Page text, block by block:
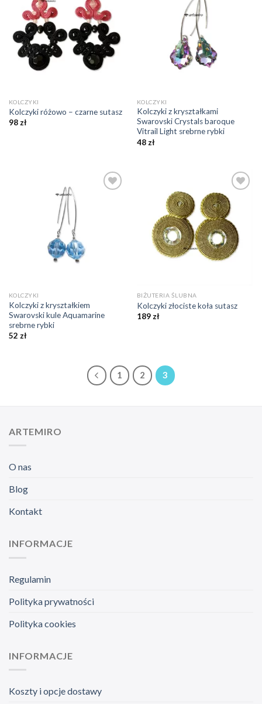
Dodaj do
ulubionych
❤️
KOLCZYKI
Kolczyki różowo – czarne sutasz
98zł
KOLCZYKI
Kolczyki z kryształkami
Swarovski Crystals baroque
Vitrail Light srebrne rybki
48 zł
KOLCZYKI
Kolczyki z kryształkiem
Swarovski kule Aquamarine
srebrne rybki
52 zł
Dodaj do
ulubionych
❤️
BIŻUTERIA ŚLUBNA
Kolczyki złociste koła sutasz
189 zł
1 2 3
ARTEMIRO
O nas
Blog
Kontakt
INFORMACJE
Regulamin
Polityka prywatności
Polityka cookies
INFORMACJE
Koszty i opcje dostawy